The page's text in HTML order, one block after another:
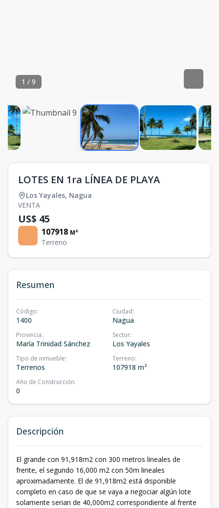
1 / 9
LOTES EN 1ra LÍNEA DE PLAYA
Los Yayales, Nagua
VENTA
US$ 45
107918 M²
Terreno
Resumen
Código:
1400
Ciudad:
Nagua
Provincia:
María Trinidad Sánchez
Sector:
Los Yayales
Tipo de inmueble:
Terrenos
Terreno:
107918 m²
Año de Construcción:
0
Descripción
El grande con 91,918m2 con 300 metros lineales de
frente, el segundo 16,000 m2 con 50m lineales
aproximadamente. El de 91,918m2 está disponible
completo en caso de que se vaya a negociar algún lote
solamente serian de 40,000m2 correspondiente al frente